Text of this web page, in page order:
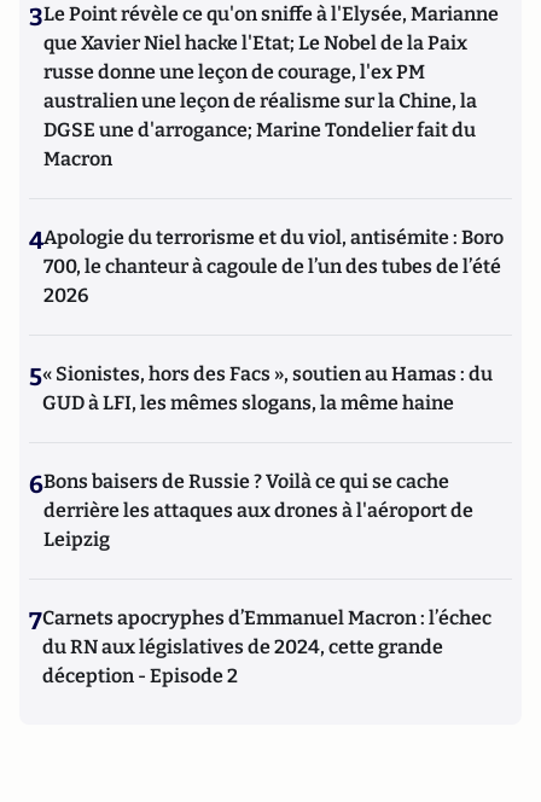
3Le Point révèle ce qu'on sniffe à l'Elysée, Marianne
que Xavier Niel hacke l'Etat; Le Nobel de la Paix
russe donne une leçon de courage, l'ex PM
australien une leçon de réalisme sur la Chine, la
DGSE une d'arrogance; Marine Tondelier fait du
Macron
4Apologie du terrorisme et du viol, antisémite : Boro
700, le chanteur à cagoule de l’un des tubes de l’été
2026
5« Sionistes, hors des Facs », soutien au Hamas : du
GUD à LFI, les mêmes slogans, la même haine
6Bons baisers de Russie ? Voilà ce qui se cache
derrière les attaques aux drones à l'aéroport de
Leipzig
7Carnets apocryphes d’Emmanuel Macron : l’échec
du RN aux législatives de 2024, cette grande
déception - Episode 2